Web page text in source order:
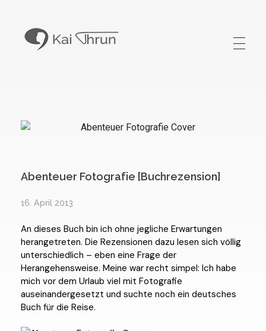
Abenteuer Fotografie [Buchrezension]
16. April 2013
An dieses Buch bin ich ohne jegliche Erwartungen
herangetreten. Die Rezensionen dazu lesen sich völlig
unterschiedlich – eben eine Frage der
Herangehensweise. Meine war recht simpel: Ich habe
mich vor dem Urlaub viel mit Fotografie
auseinandergesetzt und suchte noch ein deutsches
Buch für die Reise.